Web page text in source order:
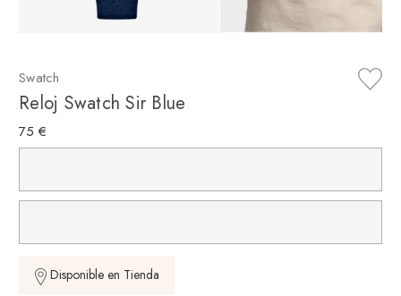
Swatch
Reloj Swatch Sir Blue
75 €
Disponible en Tienda